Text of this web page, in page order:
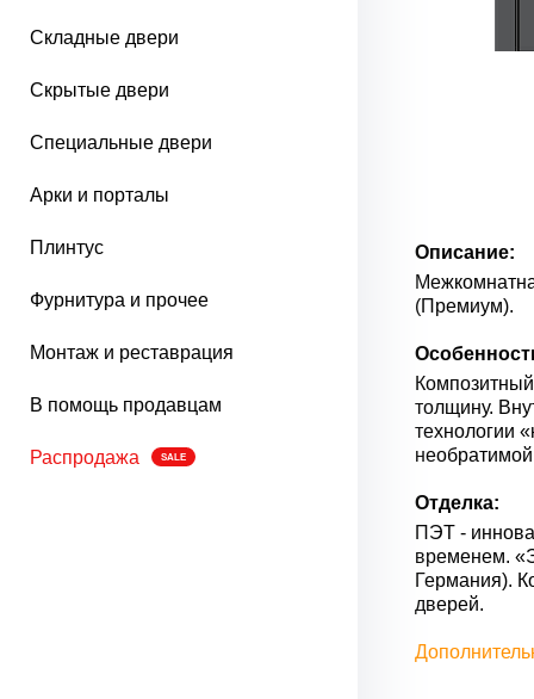
Складные двери
Скрытые двери
Специальные двери
Арки и порталы
Плинтус
Фурнитура и прочее
Монтаж и реставрация
В помощь продавцам
Распродажа SALE
Описание:
(Премиум).
толщину.
технологии
Отделка:
ПЭТ -
временем.
Германия).
дверей.